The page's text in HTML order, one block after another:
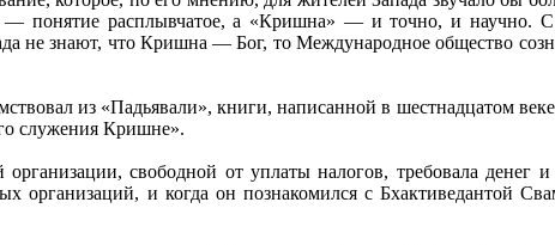
понятие расплывчатое, а «Кришна» — и точно, и научно. С
не знают, что Кришна — Бог, то Международное общество
из «Падьявали», книги, написанной в шестнадцатом
служения Кришне».
свободной от уплаты налогов, требовала
организаций, и когда он познакомился с Бхактиведантой